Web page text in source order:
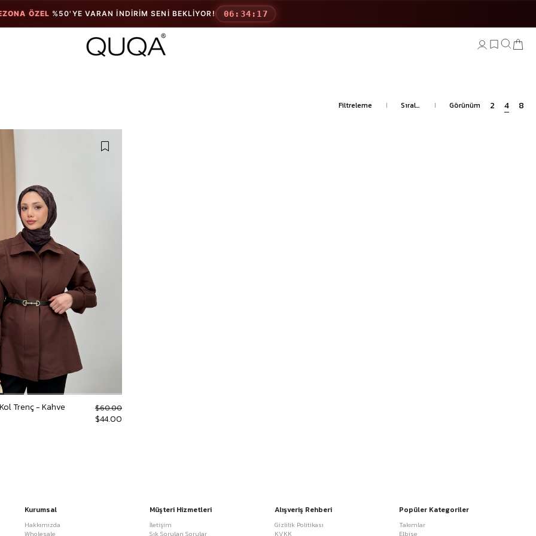
ÖZEL %50'YE VARAN İNDIRIM SENI BEKLIYOR! 06:34:17
Filtreleme
Trenç - Kahve
$44.00
$60.00
Kurumsal
Hakkımızda
Wholesale
Müşteri Hizmetleri
İletişim
Sık Sorulan Sorular
Alışveriş Rehberi
Gizlilik Politikası
KVKK
Popüler Kategoriler
Takımlar
Elbise